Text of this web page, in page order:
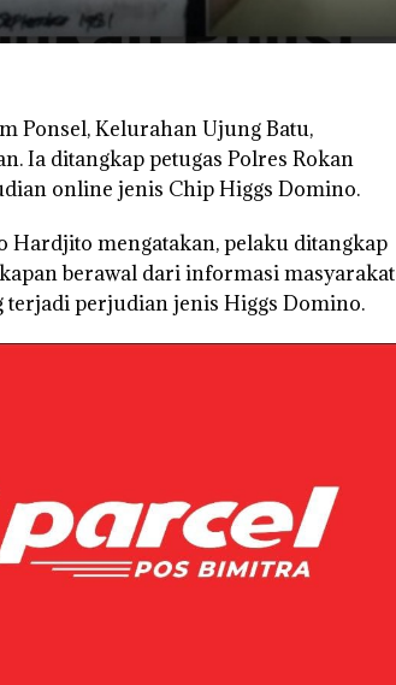
Ponsel, Kelurahan Ujung Batu,
Ia ditangkap petugas Polres Rokan
online jenis Chip Higgs Domino.
Hardjito mengatakan, pelaku ditangkap
berawal dari informasi masyarakat
terjadi perjudian jenis Higgs Domino.